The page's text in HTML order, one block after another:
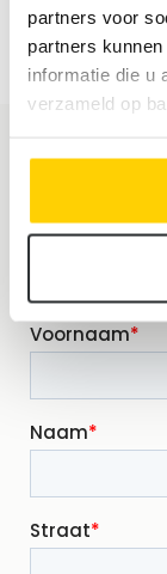
partners voor
partners
informatie die u
verzameld op
Ontvang